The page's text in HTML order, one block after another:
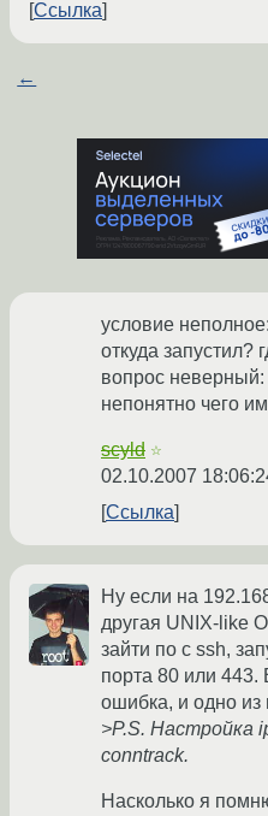
Ссылка
←
условие
откуда запустил?
вопрос неверный:
непонятно чего
scyld ☆
02.10.2007
Ссылка
Ну если на
другая UNIX-like
зайти по с ssh,
порта 80 или 443.
ошибка, и одно из
>P.S. Настройка
conntrack.
Насколько я